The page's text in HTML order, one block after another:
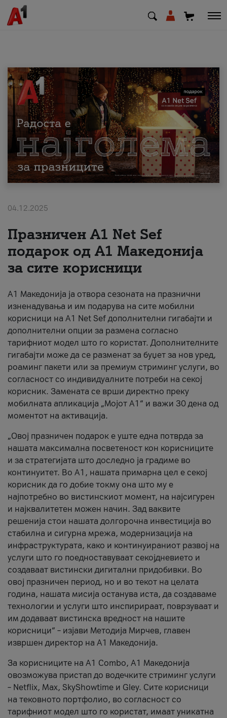
МК EN SQ
Приватни Деловни
Поддршка
Надополни кредит
За нас
#ПодобарОнлајн
04.12.2025
Празничен A1 Net Sеf
подарок од А1 Македонија
за сите корисници
А1 Македонија ја отвора сезоната на празнични
изненадувања и им подарува на сите мобилни
корисници на A1 Net Sef дополнителни гигабајти и
дополнителни опции за размена согласно
тарифниот модел што го користат. Дополнителните
гигабајти може да се разменат за буџет за нов уред,
роаминг пакети или за премиум стриминг услуги, во
согласност со индивидуалните потреби на секој
корисник. Замената се врши директно преку
мобилната апликација „Мојот А1“ и важи 30 дена од
моментот на активација.
„Овој празничен подарок е уште една потврда за
нашата максимална посветеност кон корисниците
и за стратегијата што доследно ја градиме во
континуитет. Во А1, нашата примарна цел е секој
корисник да го добие токму она што му е
најпотребно во вистинскиот момент, на најсигурен
и најквалитетен можен начин. Зад ваквите
решенија стои нашата долгорочна инвестиција во
стабилна и сигурна мрежа, модернизација на
инфраструктурата, како и континуираниот развој на
услуги што го поедноставуваат секојдневието и
создаваат вистински дигитални придобивки. Во
овој празничен период, но и во текот на целата
година, нашата мисија останува иста, да создаваме
технологии и услуги што инспирираат, поврзуваат и
им додаваат вистинска вредност на нашите
корисници“ – изјави Методија Мирчев, главен
извршен директор на А1 Македонија.
За корисниците на A1 Combo, А1 Македонија
овозможува пристап до водечките стриминг услуги
– Netflix, Max, SkyShowtime и Gley. Сите корисници
на тековното портфолио, во согласност со
тарифниот модел што го користат, имаат уникатна